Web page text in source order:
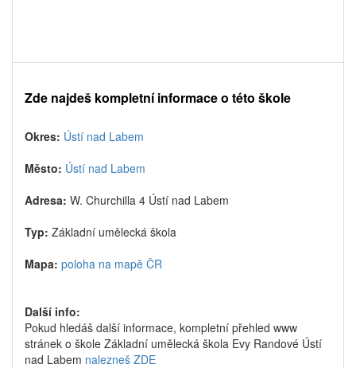
Zde najdeš kompletní informace o této škole
Okres: Ústí nad Labem
Město: Ústí nad Labem
Adresa: W. Churchilla 4 Ústí nad Labem
Typ: Základní umělecká škola
Mapa: poloha na mapě ČR
Další info:
Pokud hledáš další informace, kompletní přehled www
stránek o škole Základní umělecká škola Evy Randové Ústí
nad Labem nalezneš ZDE